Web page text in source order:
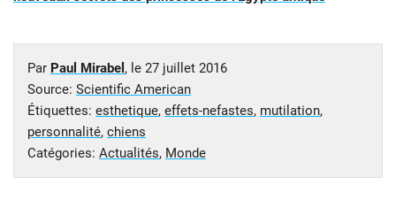
Par Paul Mirabel , le 27 juillet 2016
Source: Scientific American
Étiquettes: esthetique, effets-nefastes, mutilation,
personnalité, chiens
Catégories: Actualités, Monde